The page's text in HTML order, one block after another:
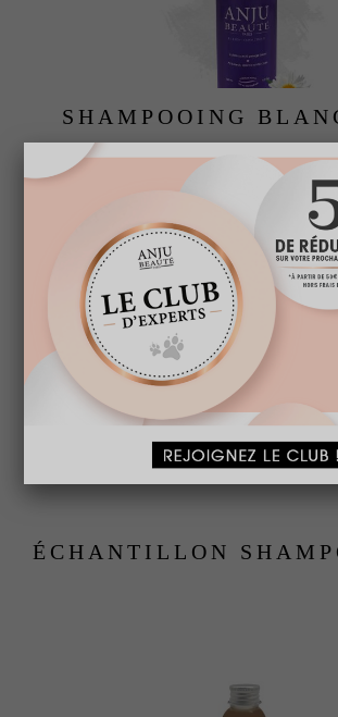
SHAMPOOING
A partir de
ÉCHANTILLON